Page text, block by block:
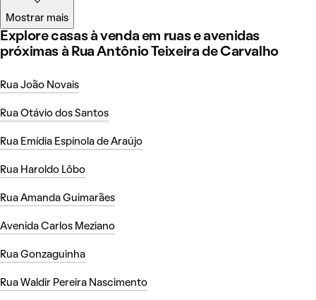
Mostrar mais
Explore casas à venda em ruas e avenidas
próximas à Rua Antônio Teixeira de Carvalho
Rua João Novais
Rua Otávio dos Santos
Rua Emídia Espínola de Araújo
Rua Haroldo Lôbo
Rua Amanda Guimarães
Avenida Carlos Meziano
Rua Gonzaguinha
Rua Waldir Pereira Nascimento